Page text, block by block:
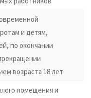
и детям,
по окончании
возраста 18 лет
помещения и